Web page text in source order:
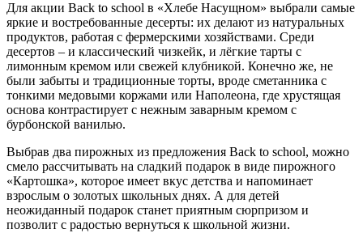
Для акции Back to school в «Хлебе Насущном» выбрали самые
яркие и востребованные десерты: их делают из натуральных
продуктов, работая с фермерскими хозяйствами. Среди
десертов – и классический чизкейк, и лёгкие тарты с
лимонным кремом или свежей клубникой. Конечно же, не
были забыты и традиционные торты, вроде сметанника с
тонкими медовыми коржами или Наполеона, где хрустящая
основа контрастирует с нежным заварным кремом с
бурбонской ванилью.
Выбрав два пирожных из предложения Back to school, можно
смело рассчитывать на сладкий подарок в виде пирожного
«Картошка», которое имеет вкус детства и напоминает
взрослым о золотых школьных днях. А для детей
неожиданный подарок станет приятным сюрпризом и
позволит с радостью вернуться к школьной жизни.